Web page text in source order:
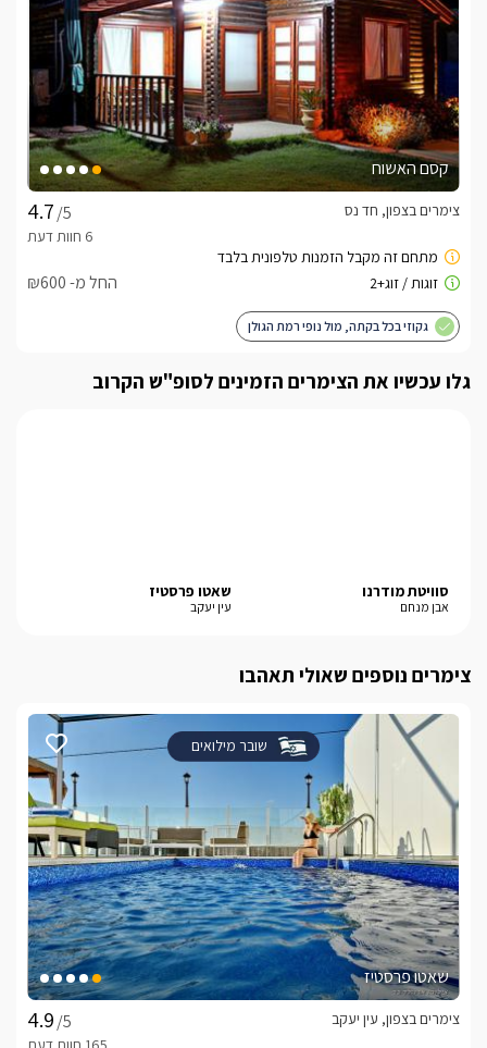
קסם האשוח
/5
צימרים בצפון, חד נס
החל מ- ₪600
גקוזי בכל בקתה, מול נופי רמת הגולן
גלו עכשיו את הצימרים הזמינים לסופ"ש הקרוב
סוויטת מודרנו
אבן מנחם
שאטו פרסטיז
עין יעקב
צימרים נוספים שאולי תאהבו
שובר מילואים
שאטו פרסטיז
/5
צימרים בצפון, עין יעקב